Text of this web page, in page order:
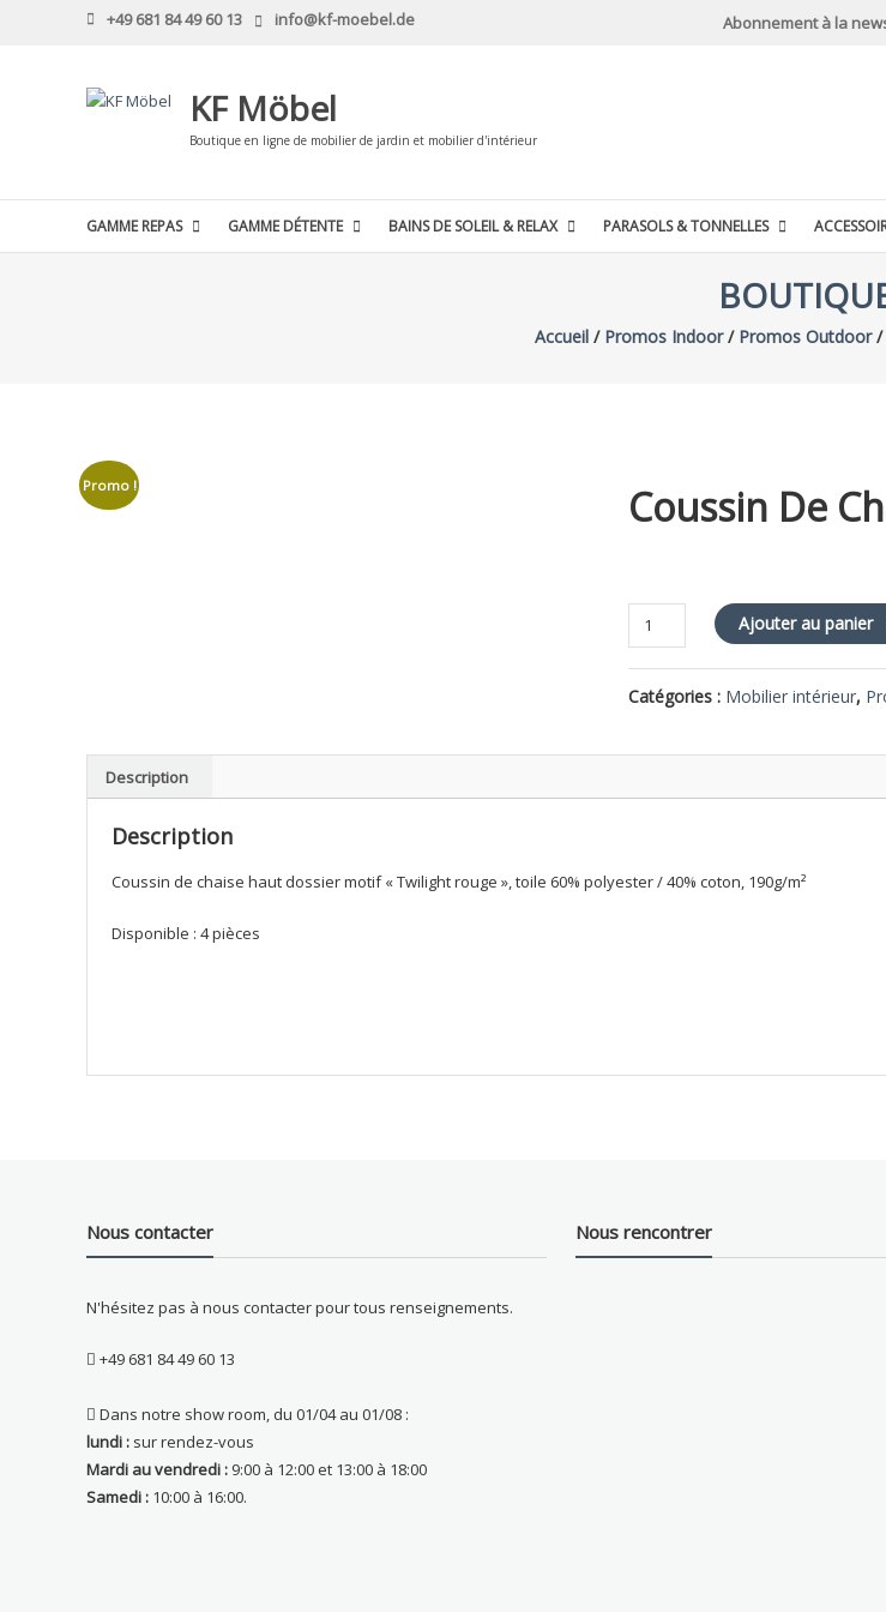
+49 681 84 49 60 13 info@kf-moebel.de Abonnement à la
KF Möbel
Boutique en ligne de mobilier de jardin et mobilier d'intérieur
GAMME REPAS GAMME DÉTENTE BAINS DE SOLEIL & RELAX PARASOLS & TONNELLES
Accueil / Promos Indoor/ Promos Outdoor/
Promo ! Coussin De
quantité
de
Coussin
de
rouge
Ajouter au panier
Catégories : Mobilier intérieur,
Description
Description
Coussin de chaise haut dossier motif « Twilight rouge », toile 60% polyester / 40% coton, 190g/m²
Disponible : 4 pièces
Nous contacter
N'hésitez pas à nous contacter pour tous renseignements.
+49 681 84 49 60 13
Dans notre show room, du 01/04 au 01/08 :
lundi : sur rendez-vous
Mardi au vendredi : 9:00 à 12:00 et 13:00 à 18:00
Samedi : 10:00 à 16:00.
Nous rencontrer